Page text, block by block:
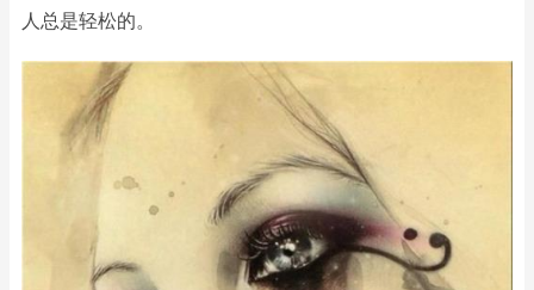
人总是轻松的。